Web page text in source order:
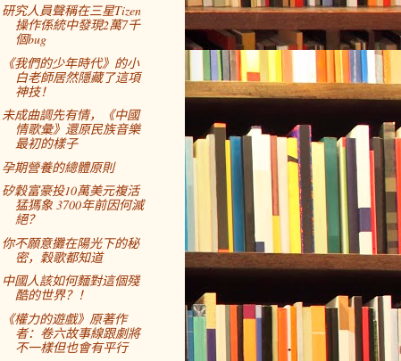
研究人員聲稱在三星Tizen
操作係統中發現2萬7千
個bug
《我們的少年時代》的小
白老師居然隱藏了這項
神技！
未成曲調先有情，《中國
情歌彙》還原民族音樂
最初的樣子
孕期營養的總體原則
矽穀富豪投10萬美元複活
猛獁象 3700年前因何滅
絕？
你不願意攤在陽光下的秘
密，穀歌都知道
中國人該如何麵對這個殘
酷的世界？！
《權力的遊戲》原著作
者：卷六故事線跟劇將
不一樣但也會有平行